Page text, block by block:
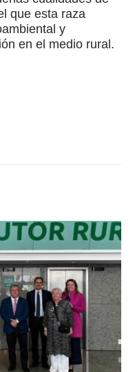
que esta raza
y
en el medio rural.